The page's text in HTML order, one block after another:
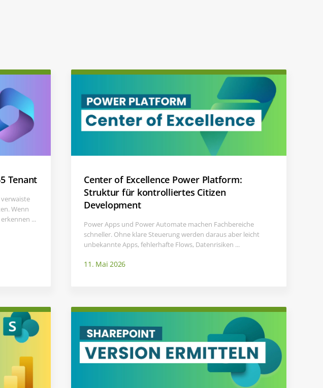
Tenant
Wenn
...
Center of Excellence Power Platform:
Struktur für kontrolliertes Citizen
Development
Power Apps und Power Automate machen Fachbereiche
schneller. Ohne klare Steuerung werden daraus aber leicht
unbekannte Apps, fehlerhafte Flows, Datenrisiken ...
11. Mai 2026